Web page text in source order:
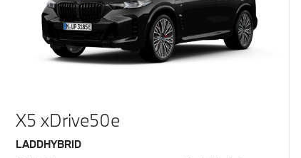
X5 xDrive50e
Bränsle
LADDHYBRID